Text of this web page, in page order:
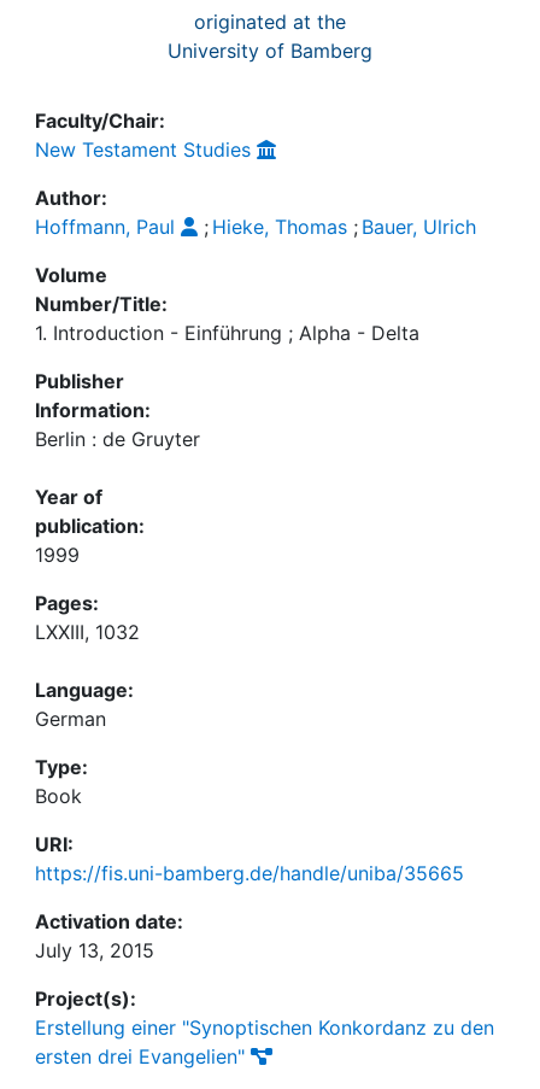
originated at the
University of Bamberg
Faculty/Chair:
New Testament Studies
Author:
Hoffmann, Paul
; Hieke, Thomas ; Bauer, Ulrich
Volume
Number/Title:
1. Introduction - Einführung ; Alpha - Delta
Publisher
Information:
Berlin : de Gruyter
Year of
publication:
1999
Pages:
LXXIII, 1032
Language:
German
Type:
Book
URI:
https://fis.uni-bamberg.de/handle/uniba/35665
Activation date:
July 13, 2015
Project(s):
Erstellung einer "Synoptischen Konkordanz zu den
ersten drei Evangelien"